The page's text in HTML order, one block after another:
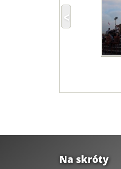
Na skróty